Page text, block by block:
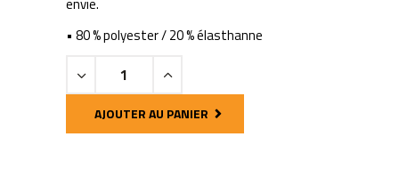
• 80 % polyester / 20 % élasthanne
Team
quantity
AJOUTER AU PANIER